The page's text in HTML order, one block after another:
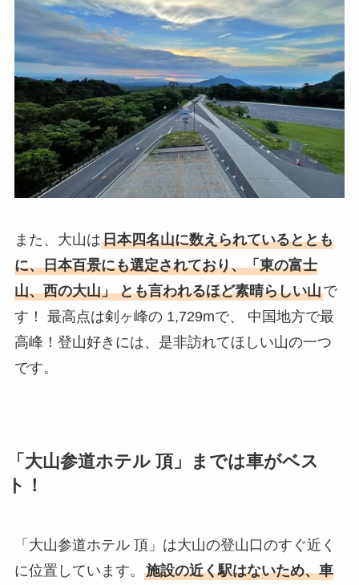
また、大山は日本四名山に数えられているととも
に、日本百景にも選定されており、「東の富士
山、西の大山」 とも言われるほど素晴らしい山で
す！ 最高点は剣ヶ峰の 1,729mで、 中国地方で最
高峰！登山好きには、是非訪れてほしい山の一つ
です。
「大山参道ホテル 頂」までは車がベス
ト！
「大山参道ホテル 頂」は大山の登山口のすぐ近く
に位置しています。 施設の近く駅はないため、車